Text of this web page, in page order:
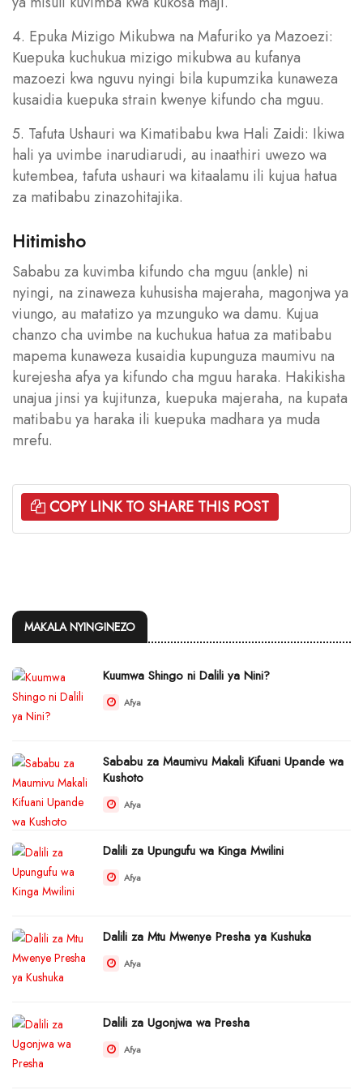
4. Epuka Mizigo Mikubwa na Mafuriko ya Mazoezi:
Kuepuka kuchukua mizigo mikubwa au kufanya
mazoezi kwa nguvu nyingi bila kupumzika kunaweza
kusaidia kuepuka strain kwenye kifundo cha mguu.
5. Tafuta Ushauri wa Kimatibabu kwa Hali Zaidi: Ikiwa
hali ya uvimbe inarudiarudi, au inaathiri uwezo wa
kutembea, tafuta ushauri wa kitaalamu ili kujua hatua
za matibabu zinazohitajika.
Hitimisho
Sababu za kuvimba kifundo cha mguu (ankle) ni
nyingi, na zinaweza kuhusisha majeraha, magonjwa ya
viungo, au matatizo ya mzunguko wa damu. Kujua
chanzo cha uvimbe na kuchukua hatua za matibabu
mapema kunaweza kusaidia kupunguza maumivu na
kurejesha afya ya kifundo cha mguu haraka. Hakikisha
unajua jinsi ya kujitunza, kuepuka majeraha, na kupata
matibabu ya haraka ili kuepuka madhara ya muda
mrefu.
COPY LINK TO SHARE THIS POST
MAKALA NYINGINEZO
Kuumwa Shingo ni Dalili ya Nini?
Afya
Sababu za Maumivu Makali Kifuani Upande wa
Kushoto
Afya
Dalili za Upungufu wa Kinga Mwilini
Afya
Dalili za Mtu Mwenye Presha ya Kushuka
Afya
Dalili za Ugonjwa wa Presha
Afya